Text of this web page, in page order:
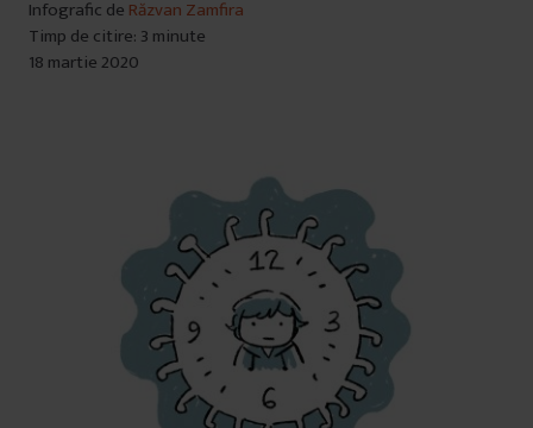
Infografic de Răzvan Zamfira
Timp de citire: 3 minute
18 martie 2020